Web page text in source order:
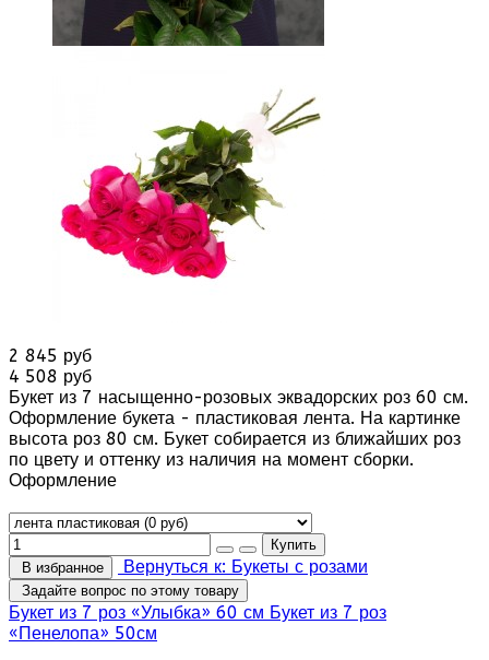
2 845 руб
4 508 руб
Букет из 7 насыщенно-розовых эквадорских роз 60 см.
Оформление букета - пластиковая лента. На картинке
высота роз 80 см. Букет собирается из ближайших роз
по цвету и оттенку из наличия на момент сборки.
Оформление
В избранное Вернуться к: Букеты с розами
Задайте вопрос по этому товару
Букет из 7 роз «Улыбка» 60 см Букет из 7 роз
«Пенелопа» 50см